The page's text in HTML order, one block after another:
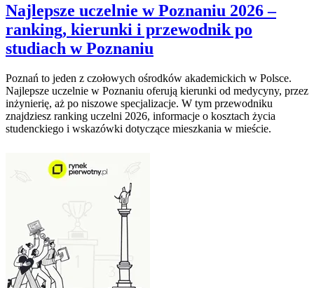
Najlepsze uczelnie w Poznaniu 2026 –
ranking, kierunki i przewodnik po
studiach w Poznaniu
Poznań to jeden z czołowych ośrodków akademickich w Polsce.
Najlepsze uczelnie w Poznaniu oferują kierunki od medycyny, przez
inżynierię, aż po niszowe specjalizacje. W tym przewodniku
znajdziesz ranking uczelni 2026, informacje o kosztach życia
studenckiego i wskazówki dotyczące mieszkania w mieście.